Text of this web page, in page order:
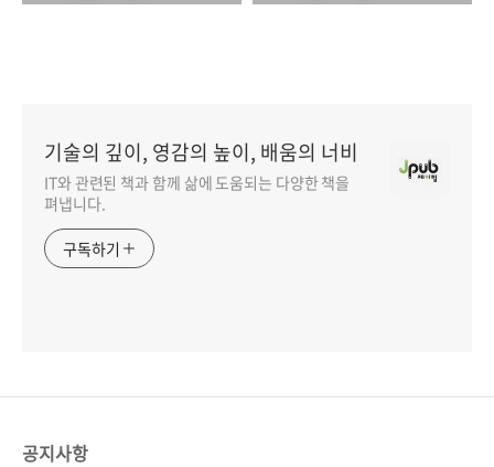
기술의 깊이, 영감의 높이, 배움의 너비
IT와 관련된 책과 함께 삶에 도움되는 다양한 책을
펴냅니다.
구독하기
공지사항